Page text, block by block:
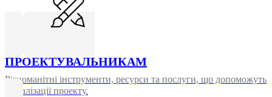
ПРОЕКТУВАЛЬНИКАМ
Різноманітні інструменти, ресурси та послуги, що допоможуть
у реалізації проекту.